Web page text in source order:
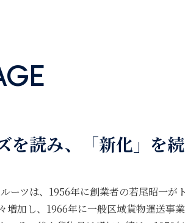
を読み、「新化」を続
ーツは、1956年に創業者の若尾昭一が
増加し、1966年に一般区域貨物運送事